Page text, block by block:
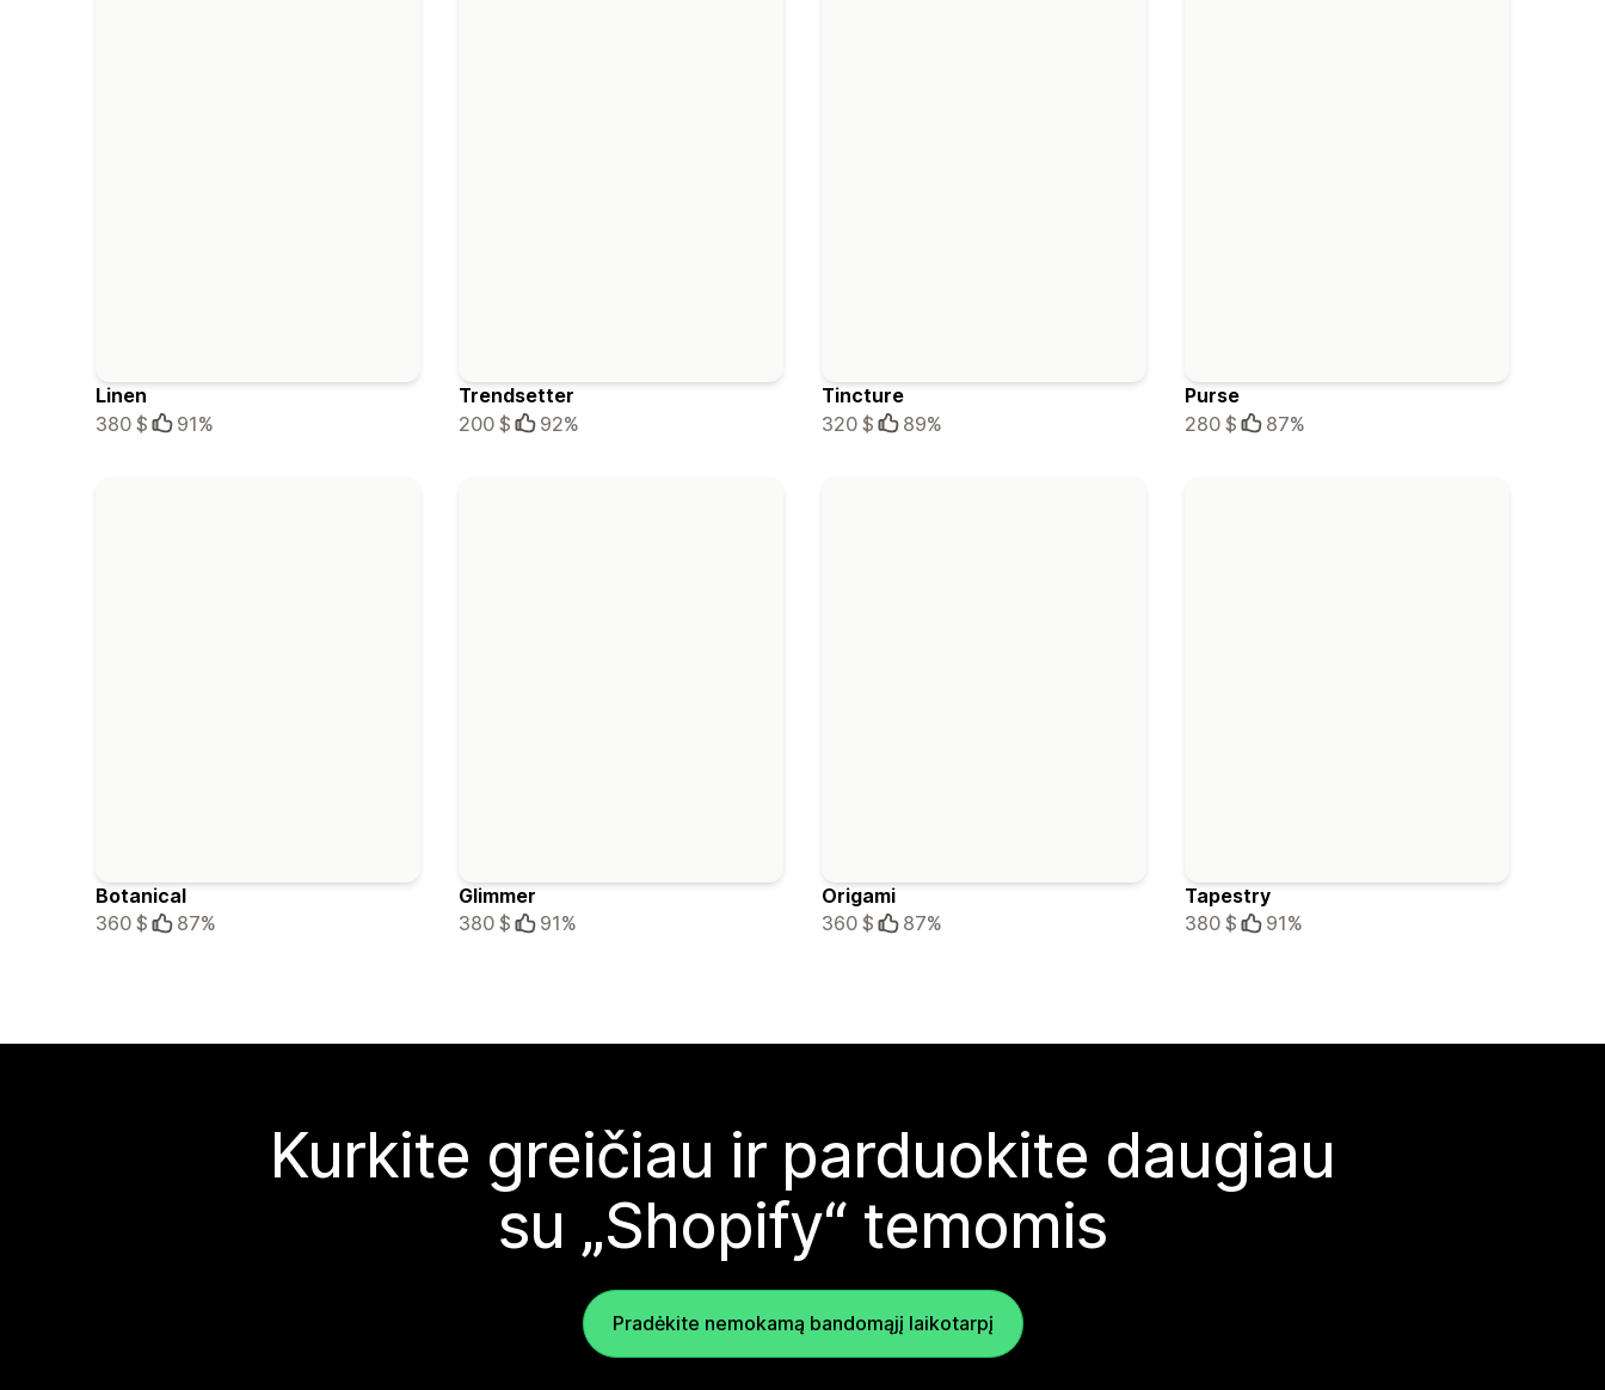
Linen
380 $
91%
Trendsetter
200 $
92%
Tincture
320 $
89%
Purse
280 $
87%
Botanical
360 $
87%
Glimmer
380 $
91%
Origami
360 $
87%
Tapestry
380 $
91%
Kurkite greičiau ir parduokite daugiau
su „Shopify“ temomis
Pradėkite nemokamą bandomąjį laikotarpį